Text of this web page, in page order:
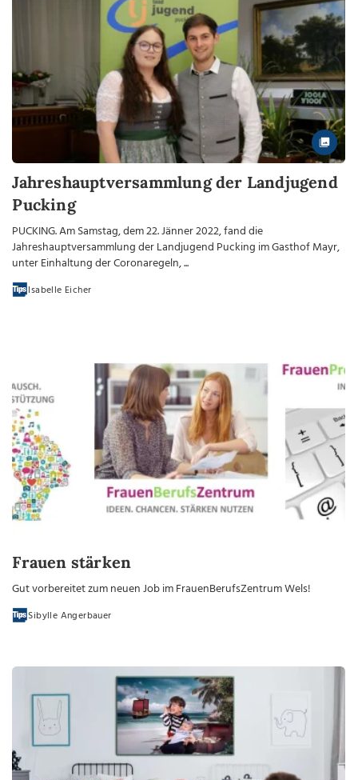
Jahreshauptversammlung der Landjugend
Pucking
PUCKING. Am Samstag, dem 22. Jänner 2022, fand die
Jahreshauptversammlung der Landjugend Pucking im Gasthof Mayr,
unter Einhaltung der Coronaregeln, ...
Isabelle Eicher
Frauen stärken
Gut vorbereitet zum neuen Job im FrauenBerufsZentrum Wels!
Sibylle Angerbauer